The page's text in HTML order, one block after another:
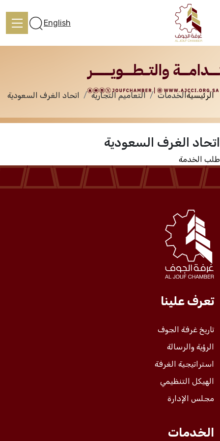
تعرف علينا
الخدمات
المركز الإعلامي
فعاليات الغرفة
فعاليات الجوف
مشاريع الغرفة
English
الخدمات
الرئيسيةالخدمات التعاميم التجارية اتحاد الغرف السعودية
اتحاد الغرف السعودية
طلب الخدمة
تعرف علينا
تاريخ غرفة الجوف
الرؤية والرسالة
استراتيجية الغرفة
الهيكل التنظيمي
مجلس الإدارة
الخدمات